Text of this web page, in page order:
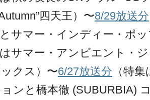
四天王）〜8/29放送分
サマー・インディー・ポ
はサマー・アンビエント・
クス）〜6/27放送分 （特
ンと橋本徹 (SUBURBIA)